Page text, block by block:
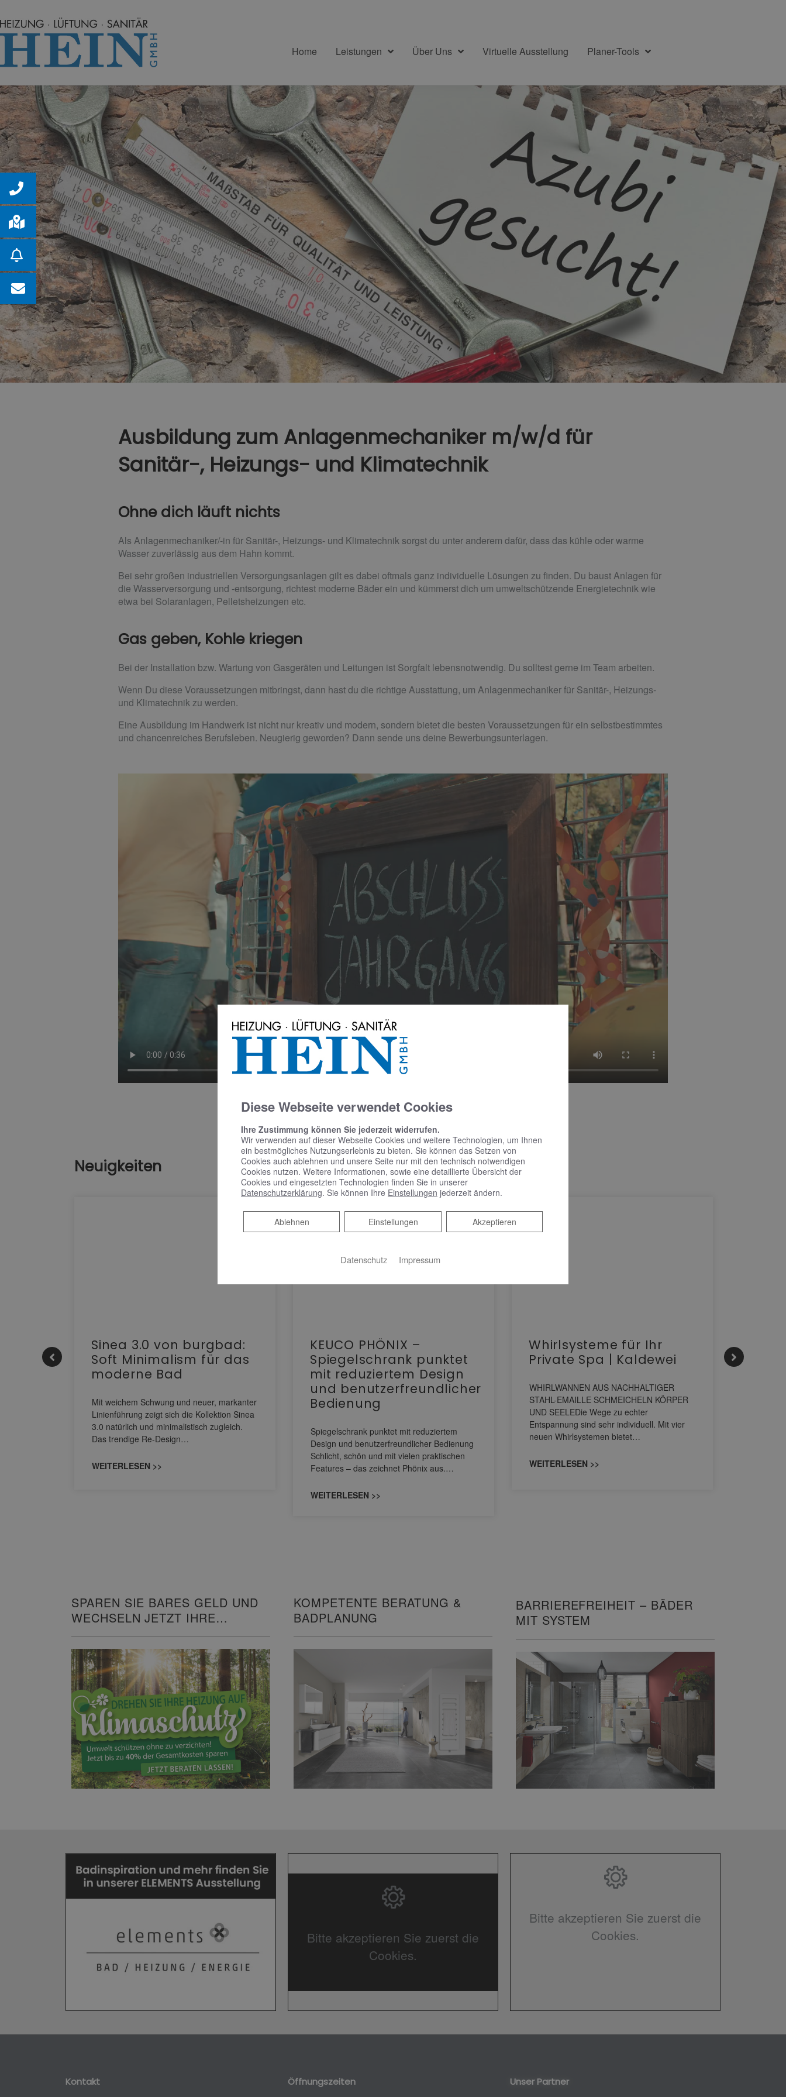
Home Leistungen Über Uns Virtuelle Ausstellung Planer-Tools
Ausbildung zum Anlagenmechaniker m/w/d für
Sanitär-, Heizungs- und Klimatechnik
Ohne dich läuft nichts
Als Anlagenmechaniker/-in für Sanitär-, Heizungs- und Klimatechnik sorgst du unter anderem dafür, dass das kühle oder warme
Wasser zuverlässig aus dem Hahn kommt.
Bei sehr großen industriellen Versorgungsanlagen gilt es dabei oftmals ganz individuelle Lösungen zu finden. Du baust Anlagen für
die Wasserversorgung und -entsorgung, richtest moderne Bäder ein und kümmerst dich um umweltschützende Energietechnik wie
etwa bei Solaranlagen, Pelletsheizungen etc.
Gas geben, Kohle kriegen
Bei der Installation bzw. Wartung von Gasgeräten und Leitungen ist Sorgfalt lebensnotwendig. Du solltest gerne im Team arbeiten.
Wenn Du diese Voraussetzungen mitbringst, dann hast du die richtige Ausstattung, um Anlagenmechaniker für Sanitär-, Heizungs-
und Klimatechnik zu werden.
Eine Ausbildung im Handwerk ist nicht nur kreativ und modern, sondern bietet die besten Voraussetzungen für ein selbstbestimmtes
und chancenreiches Berufsleben. Neugierig geworden? Dann sende uns deine Bewerbungsunterlagen.
Neuigkeiten
Sinea 3.0 von burgbad:
Soft Minimalism für das
moderne Bad
Mit weichem Schwung und neuer, markanter
Linienführung zeigt sich die Kollektion Sinea
3.0 natürlich und minimalistisch zugleich.
Das trendige Re-Design…
WEITERLESEN >>
KEUCO PHÖNIX –
Spiegelschrank punktet
mit reduziertem Design
und benutzerfreundlicher
Bedienung
Spiegelschrank punktet mit reduziertem
Design und benutzerfreundlicher Bedienung
Schlicht, schön und mit vielen praktischen
Features – das zeichnet Phönix aus.…
WEITERLESEN >>
Whirlsysteme für Ihr
Private Spa | Kaldewei
WHIRLWANNEN AUS NACHHALTIGER
STAHL-EMAILLE SCHMEICHELN KÖRPER
UND SEELEDie Wege zu echter
Entspannung sind sehr individuell. Mit vier
neuen Whirlsystemen bietet…
WEITERLESEN >>
SPAREN SIE BARES GELD UND
WECHSELN JETZT IHRE
KOMPETENTE BERATUNG &
BADPLANUNG
BARRIEREFREIHEIT – BÄDER
MIT SYSTEM
Bitte akzeptieren Sie zuerst die
Cookies.
Bitte akzeptieren Sie zuerst die
Cookies.
Kontakt Öffnungszeiten Unser Partner
Diese Webseite verwendet Cookies
Ihre Zustimmung können Sie jederzeit widerrufen.
Wir verwenden auf dieser Webseite Cookies und weitere Technologien, um Ihnen
ein bestmögliches Nutzungserlebnis zu bieten. Sie können das Setzen von
Cookies auch ablehnen und unsere Seite nur mit den technisch notwendigen
Cookies nutzen. Weitere Informationen, sowie eine detaillierte Übersicht der
Cookies und eingesetzten Technologien finden Sie in unserer
Datenschutzerklärung. Sie können Ihre Einstellungen jederzeit ändern.
Akzeptieren
Einstellungen
Ablehnen
Ablehnen
Datenschutz Impressum